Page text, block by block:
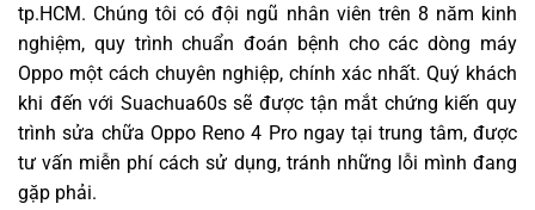
tp.HCM. Chúng tôi có đội ngũ nhân viên trên 8 năm kinh
nghiệm, quy trình chuẩn đoán bệnh cho các dòng máy
Oppo một cách chuyên nghiệp, chính xác nhất. Quý khách
khi đến với Suachua60s sẽ được tận mắt chứng kiến quy
trình sửa chữa Oppo Reno 4 Pro ngay tại trung tâm, được
tư vấn miễn phí cách sử dụng, tránh những lỗi mình đang
gặp phải.